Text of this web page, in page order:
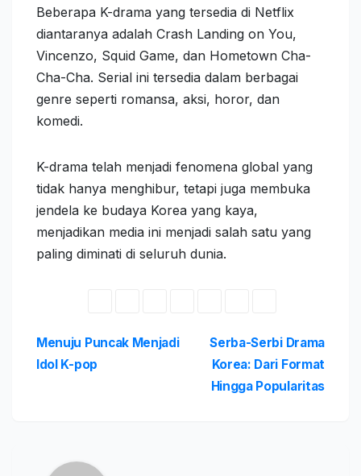
Beberapa K-drama yang tersedia di Netflix
diantaranya adalah Crash Landing on You,
Vincenzo, Squid Game, dan Hometown Cha-
Cha-Cha. Serial ini tersedia dalam berbagai
genre seperti romansa, aksi, horor, dan
komedi.
K-drama telah menjadi fenomena global yang
tidak hanya menghibur, tetapi juga membuka
jendela ke budaya Korea yang kaya,
menjadikan media ini menjadi salah satu yang
paling diminati di seluruh dunia.
Post
navigation
Serba-Serbi Drama
Korea: Dari Format
Hingga Popularitas
Menuju Puncak Menjadi
Idol K-pop